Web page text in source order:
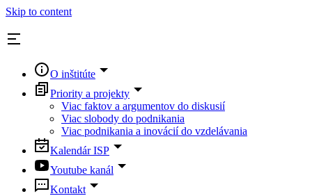
Skip to content
O inštitúte
Priority a projekty
Viac faktov a argumentov do diskusií
Viac slobody do podnikania
Viac podnikania a inovácií do vzdelávania
Kalendár ISP
Youtube kanál
Kontakt